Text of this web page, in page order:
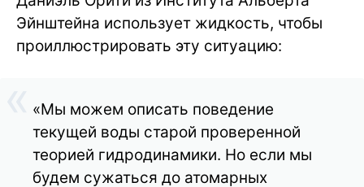
Эйнштейна использует жидкость, чтобы
проиллюстрировать эту ситуацию:
«Мы можем описать поведение
текущей воды старой проверенной
теорией гидродинамики. Но если мы
будем сужаться до атомарных